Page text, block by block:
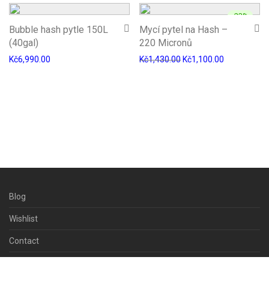
Bubble hash pytle 150L
(40gal)
Kč6,990.00
-23%
Mycí pytel na Hash –
220 Micronů
Kč1,430.00 Kč1,100.00
Blog
Wishlist
Contact